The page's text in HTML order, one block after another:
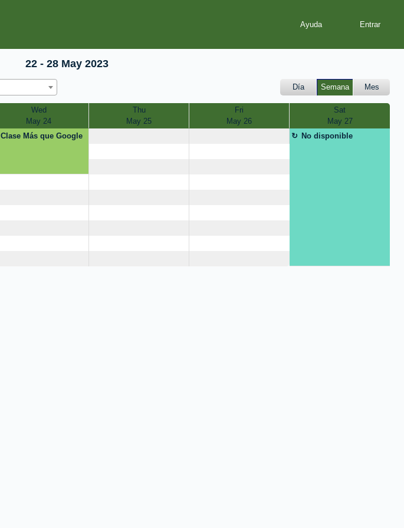
Ayuda
22 - 28 May 2023
Día Semana Mes
Wed
May 24
Thu
May 25
Fri
May 26
Sat
May 27
Clase Más que Google
No disponible